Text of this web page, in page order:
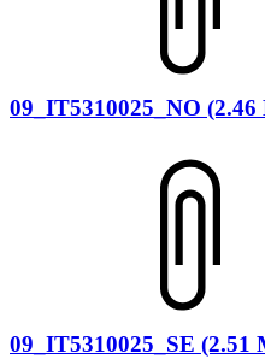
09_IT5310025_NO (2.46
09_IT5310025_SE (2.51